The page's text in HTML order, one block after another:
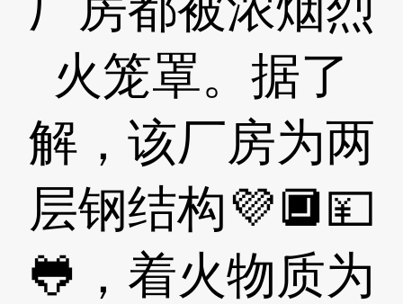
火笼罩。据了
解，该厂房为两
层钢结构💜🔲💴
🐸，着火物质为